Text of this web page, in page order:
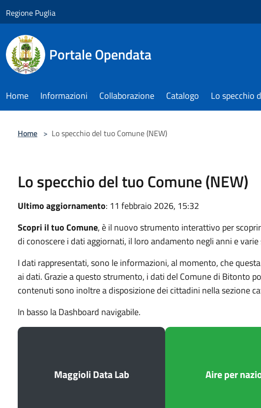
Regione Puglia
Portale Opendata
Home Informazioni Collaborazione Catalogo Lo specchio
Home > Lo specchio del tuo Comune (NEW)
Lo specchio del tuo Comune (NEW)
Ultimo aggiornamento: 11 febbraio 2026, 15:32
Scopri il tuo Comune, è il nuovo strumento interattivo per
di conoscere i dati aggiornati, il loro andamento negli anni e varie
I dati rappresentati, sono le informazioni, al momento, che
ai dati. Grazie a questo strumento, i dati del Comune di Bitonto
contenuti sono inoltre a disposizione dei cittadini nella sezione
In basso la Dashboard navigabile.
Maggioli Data Lab Aire per